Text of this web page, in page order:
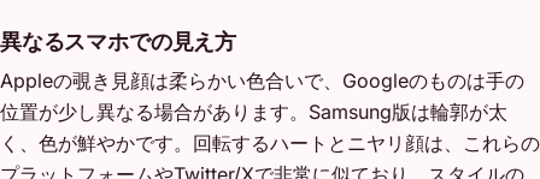
異なるスマホでの見え方
Appleの覗き見顔は柔らかい色合いで、Googleのものは手の
位置が少し異なる場合があります。Samsung版は輪郭が太
く、色が鮮やかです。回転するハートとニヤリ顔は、これらの